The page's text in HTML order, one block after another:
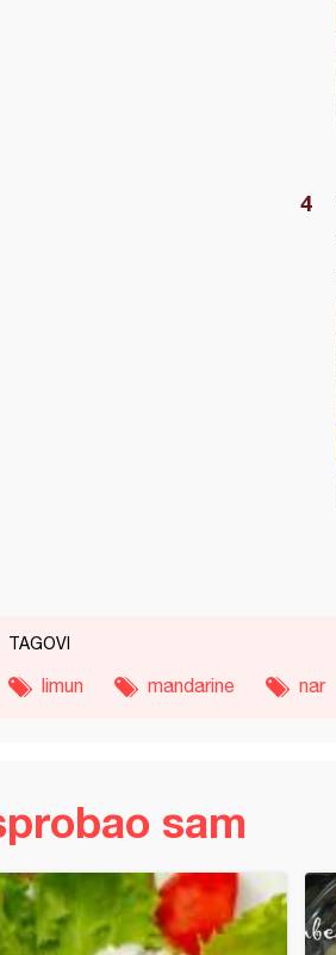
TAGOVI
limun mandarine nar
sam